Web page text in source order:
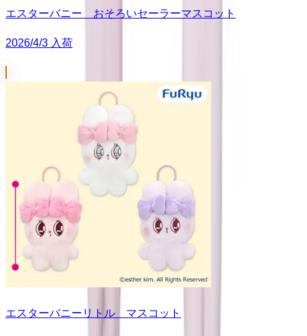
エスターバニー おそろいセーラーマスコット
2026/4/3 入荷
エスターバニーリトル マスコット